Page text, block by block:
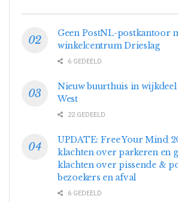
Geen PostNL-postkantoor
winkelcentrum Drieslag
6 GEDEELD
Nieuw buurthuis in
West
22 GEDEELD
UPDATE: Free Your Mind
klachten over parkeren en
klachten over pissende &
bezoekers en afval
6 GEDEELD